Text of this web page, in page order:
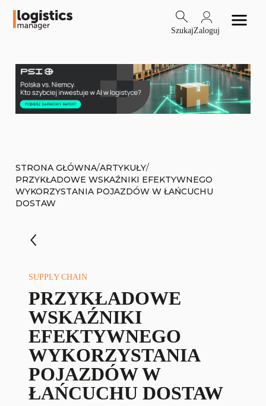
SzukajZaloguj
STRONA GŁÓWNA/ARTYKUŁY/
PRZYKŁADOWE WSKAŹNIKI EFEKTYWNEGO
WYKORZYSTANIA POJAZDÓW W ŁAŃCUCHU
DOSTAW
SUPPLY CHAIN
PRZYKŁADOWE
WSKAŹNIKI
EFEKTYWNEGO
WYKORZYSTANIA
POJAZDÓW W
ŁAŃCUCHU DOSTAW